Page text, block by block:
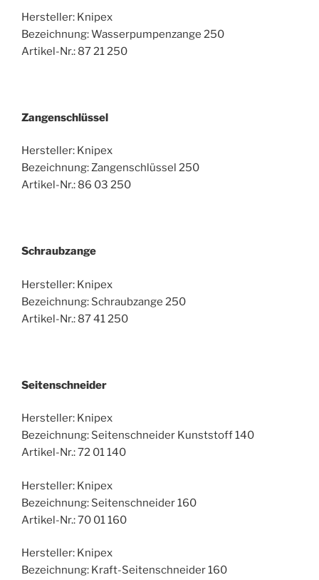
Hersteller: Knipex
Bezeichnung: Wasserpumpenzange 250
Artikel-Nr.: 87 21 250
Zangenschlüssel
Hersteller: Knipex
Bezeichnung: Zangenschlüssel 250
Artikel-Nr.: 86 03 250
Schraubzange
Hersteller: Knipex
Bezeichnung: Schraubzange 250
Artikel-Nr.: 87 41 250
Seitenschneider
Hersteller: Knipex
Bezeichnung: Seitenschneider Kunststoff 140
Artikel-Nr.: 72 01 140
Hersteller: Knipex
Bezeichnung: Seitenschneider 160
Artikel-Nr.: 70 01 160
Hersteller: Knipex
Bezeichnung: Kraft-Seitenschneider 160